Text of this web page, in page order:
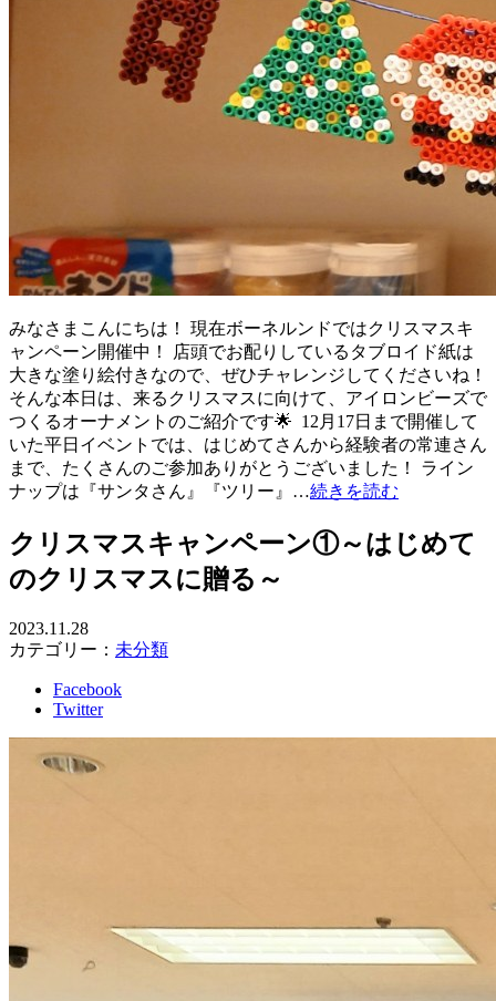
みなさまこんにちは！ 現在ボーネルンドではクリスマスキ
ャンペーン開催中！ 店頭でお配りしているタブロイド紙は
大きな塗り絵付きなので、ぜひチャレンジしてくださいね！
そんな本日は、来るクリスマスに向けて、アイロンビーズで
つくるオーナメントのご紹介です🌟 ️ 12月17日まで開催して
いた平日イベントでは、はじめてさんから経験者の常連さん
まで、たくさんのご参加ありがとうございました！ ライン
ナップは『サンタさん』『ツリー』…続きを読む
クリスマスキャンペーン①～はじめて
のクリスマスに贈る～
2023.11.28
カテゴリー： 未分類
Facebook
Twitter